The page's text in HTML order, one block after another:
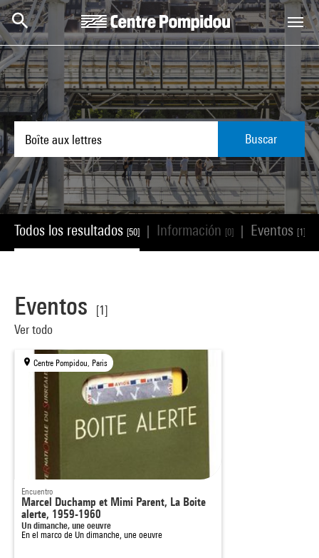
Skip to main content
Centre Pompidou
Buscar
Todos los resultados [50] Información [0] Eventos [1]
Eventos
[1]
Ver todo
Centre Pompidou, Paris
Encuentro
Marcel Duchamp et Mimi Parent, La Boite
alerte, 1959-1960
Un dimanche, une oeuvre
En el marco de Un dimanche, une oeuvre